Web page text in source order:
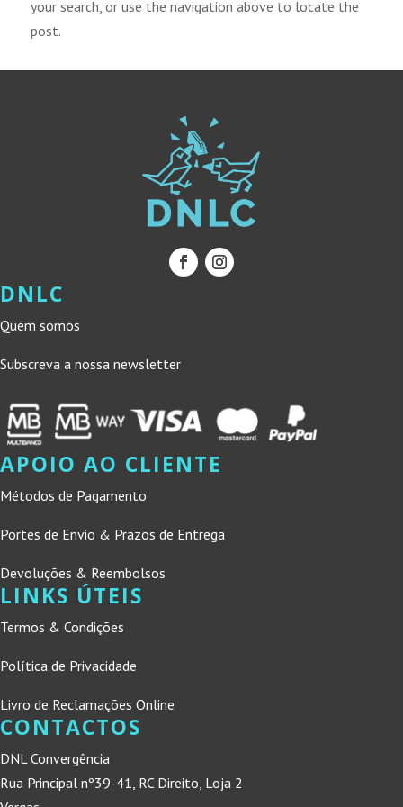
your search, or use the navigation above to locate the
post.
DNLC
Quem somos
Subscreva a nossa newsletter
APOIO AO CLIENTE
Métodos de Pagamento
Portes de Envio & Prazos de Entrega
Devoluções & Reembolsos
LINKS ÚTEIS
Termos & Condições
Política de Privacidade
Livro de Reclamações Online
CONTACTOS
DNL Convergência
Rua Principal nº39-41, RC Direito, Loja 2